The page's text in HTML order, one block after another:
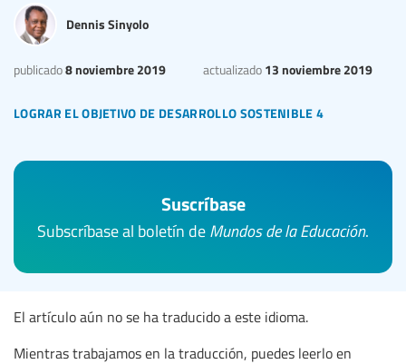
lograr el objetivo de desarrollo sostenible 4
publicado8 noviembre 2019 actualizado 13 noviembre 2019
Dennis Sinyolo
Suscríbase
Subscríbase al boletín de Mundos de la Educación.
El artículo aún no se ha traducido a este idioma.
Mientras trabajamos en la traducción, puedes leerlo en